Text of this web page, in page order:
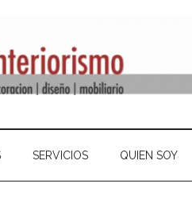
SERVICIOS QUIEN SOY